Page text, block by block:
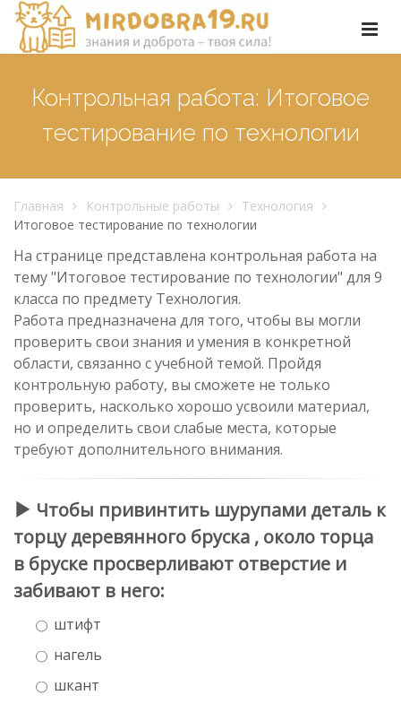
Контрольная работа: Итоговое
тестирование по технологии
Главная Контрольные работы
Технология
Итоговое тестирование по технологии
На странице представлена контрольная работа на
тему "Итоговое тестирование по технологии" для 9
класса по предмету Технология.
Работа предназначена для того, чтобы вы могли
проверить свои знания и умения в конкретной
области, связанно с учебной темой. Пройдя
контрольную работу, вы сможете не только
проверить, насколько хорошо усвоили материал,
но и определить свои слабые места, которые
требуют дополнительного внимания.
Чтобы привинтить шурупами деталь к
торцу деревянного бруска , около торца
в бруске просверливают отверстие и
забивают в него:
штифт
нагель
шкант